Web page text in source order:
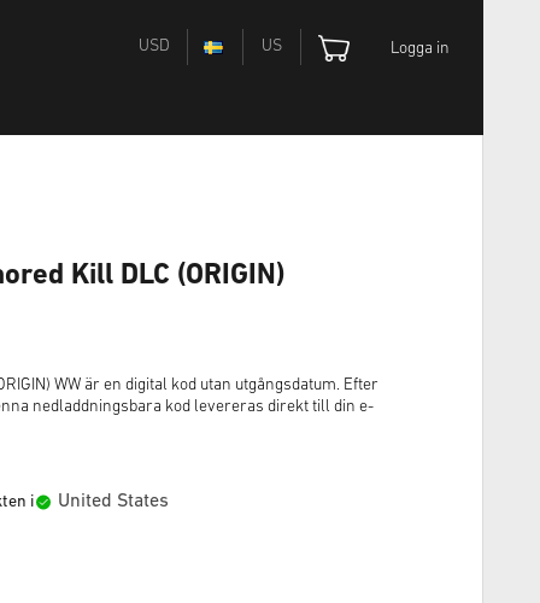
USD US Logga in
Kill DLC (ORIGIN)
WW är en digital kod utan utgångsdatum. Efter
nedladdningsbara kod levereras direkt till din e-
i United States